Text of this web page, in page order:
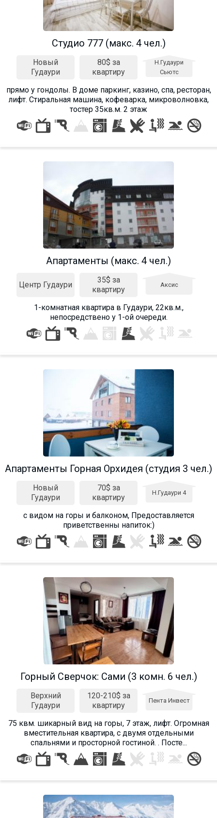
Студио 777 (макс. 4 чел.)
Новый
Гудаури
80$ за
квартиру
Н.Гудаури
Сьютс
прямо у гондолы. В доме паркинг, казино, спа, ресторан,
лифт. Стиральная машина, кофеварка, микроволновка,
тостер 35кв.м. 2 этаж
Апартаменты (макс. 4 чел.)
Центр Гудаури
35$ за
квартиру
Аксис
1-комнатная квартира в Гудаури, 22кв.м.,
непосредствено у 1-ой очереди.
Апартаменты Горная Орхидея (студия 3 чел.)
Новый
Гудаури
70$ за
квартиру
Н.Гудаури 4
с видом на горы и балконом, Предоставляется
приветственны напиток:)
Горный Сверчок: Cами (3 комн. 6 чел.)
Верхний
Гудаури
120-210$ за
квартиру
Пента Инвест
75 квм. шикарный вид на горы, 7 этаж, лифт. Огромная
вместительная квартира, с двумя отдельными
спальнями и просторной гостиной. . Посте...